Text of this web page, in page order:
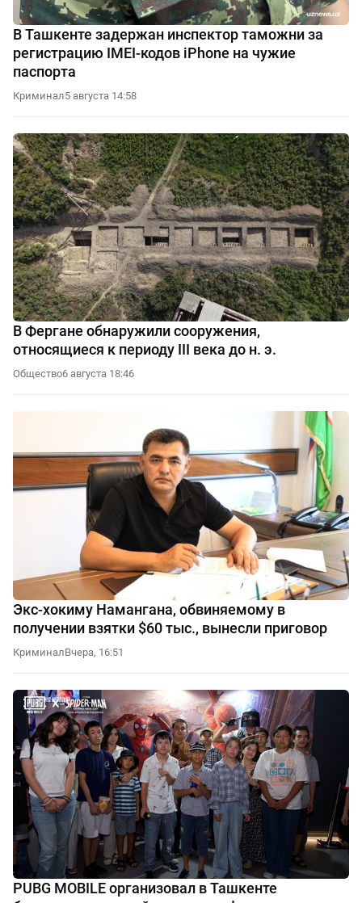
В Ташкенте задержан инспектор таможни за
регистрацию IMEI-кодов iPhone на чужие
паспорта
Криминал5 августа 14:58
В Фергане обнаружили сооружения,
относящиеся к периоду III века до н. э.
Общество6 августа 18:46
Экс-хокиму Намангана, обвиняемому в
получении взятки $60 тыс., вынесли приговор
КриминалВчера, 16:51
PUBG MOBILE организовал в Ташкенте